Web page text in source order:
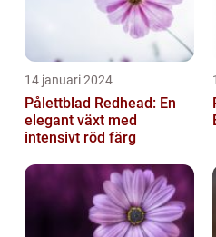
14 januari 2024
Pålettblad Redhead: En
elegant växt med
intensivt röd färg